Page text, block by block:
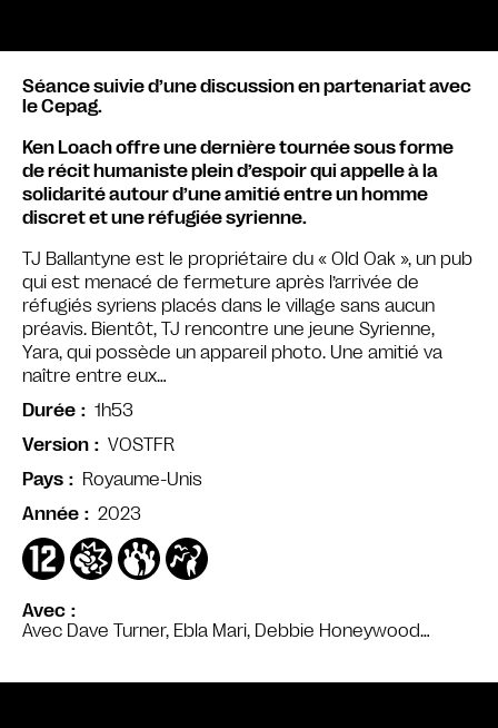
Avec
Avec Dave Turner, Ebla Mari, Debbie Honeywood…
Séance suivie d’une discussion en partenariat avec
le Cepag.
Ken Loach offre une dernière tournée sous forme
de récit humaniste plein d’espoir qui appelle à la
solidarité autour d’une amitié entre un homme
discret et une réfugiée syrienne.
TJ Ballantyne est le propriétaire du « Old Oak », un pub
qui est menacé de fermeture après l’arrivée de
réfugiés syriens placés dans le village sans aucun
préavis. Bientôt, TJ rencontre une jeune Syrienne,
Yara, qui possède un appareil photo. Une amitié va
naître entre eux…
Durée
1h53
Version
VOSTFR
Pays
Royaume-Unis
Année
2023